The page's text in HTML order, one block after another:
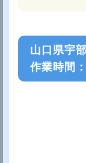
山口県宇
作業時間